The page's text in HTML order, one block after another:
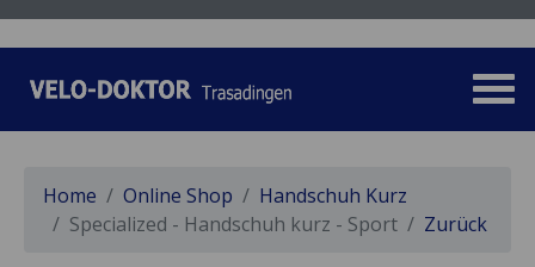
Home Online Shop
Handschuh Kurz
Specialized - Handschuh kurz - Sport
Zurück